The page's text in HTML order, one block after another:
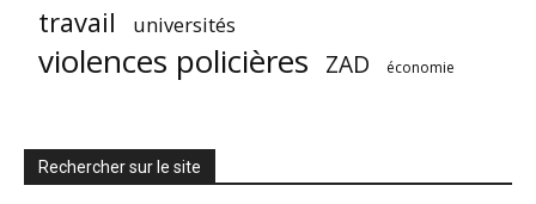
travail universités
violences policières ZAD économie
Rechercher sur le site